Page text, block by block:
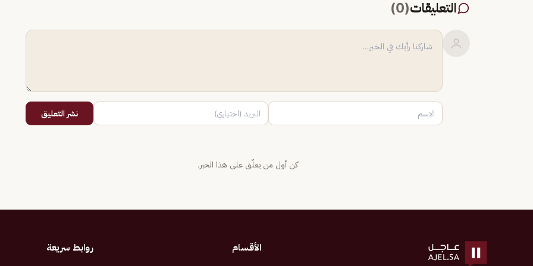
التعليقات(
0
)
نشر التعليق
كن أول من يعلّق على هذا الخبر.
الأقسام روابط سريعة